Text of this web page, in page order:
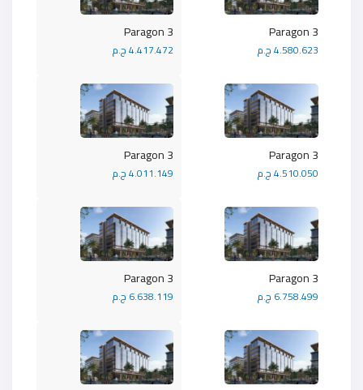
Paragon 3
4.417.472 ج.م
Paragon 3
4.580.623 ج.م
Paragon 3
4.011.149 ج.م
Paragon 3
4.510.050 ج.م
Paragon 3
6.638.119 ج.م
Paragon 3
6.758.499 ج.م